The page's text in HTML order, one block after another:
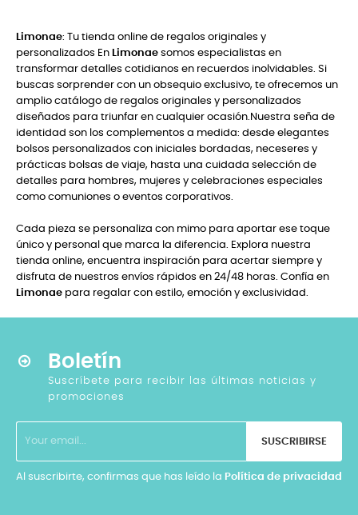
Limonae: Tu tienda online de regalos originales y
personalizados En Limonae somos especialistas en
transformar detalles cotidianos en recuerdos inolvidables. Si
buscas sorprender con un obsequio exclusivo, te ofrecemos un
amplio catálogo de regalos originales y personalizados
diseñados para triunfar en cualquier ocasión.Nuestra seña de
identidad son los complementos a medida: desde elegantes
bolsos personalizados con iniciales bordadas, neceseres y
prácticas bolsas de viaje, hasta una cuidada selección de
detalles para hombres, mujeres y celebraciones especiales
como comuniones o eventos corporativos.
Cada pieza se personaliza con mimo para aportar ese toque
único y personal que marca la diferencia. Explora nuestra
tienda online, encuentra inspiración para acertar siempre y
disfruta de nuestros envíos rápidos en 24/48 horas. Confía en
Limonae para regalar con estilo, emoción y exclusividad.
Boletín
Suscríbete para recibir las últimas noticias y
promociones
SUSCRIBIRSE
Al suscribirte, confirmas que has leído la Política de privacidad